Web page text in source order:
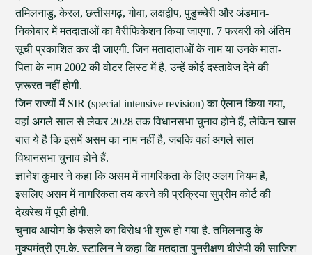
तमिलनाडु, केरल, छत्तीसगढ़, गोवा, लक्षद्वीप, पुडुच्चेरी और अंडमान-
निकोबार में मतदाताओं का वैरीफिकेशन किया जाएगा. 7 फरवरी को अंतिम
सूची प्रकाशित कर दी जाएगी. जिन मतादाताओं के नाम या उनके माता-
पिता के नाम 2002 की वोटर लिस्ट में है, उन्हें कोई दस्तावेज देने की
ज़रूरत नहीं होगी.
जिन राज्यों में SIR (special intensive revision) का ऐलान किया गया,
वहां अगले साल से लेकर 2028 तक विधानसभा चुनाव होने हैं, लेकिन खास
बात ये है कि इसमें असम का नाम नहीं है, जबकि वहां अगले साल
विधानसभा चुनाव होने हैं.
ज्ञानेश कुमार ने कहा कि असम में नागरिकता के लिए अलग नियम है,
इसलिए असम में नागरिकता तय करने की प्रक्रिया सुप्रीम कोर्ट की
देखरेख में पूरी होगी.
चुनाव आयोग के फैसले का विरोध भी शुरू हो गया है. तमिलनाडु के
मुक्यमंत्री एम.के. स्टालिन ने कहा कि मतदाता पुनरीक्षण बीजेपी की साजिश